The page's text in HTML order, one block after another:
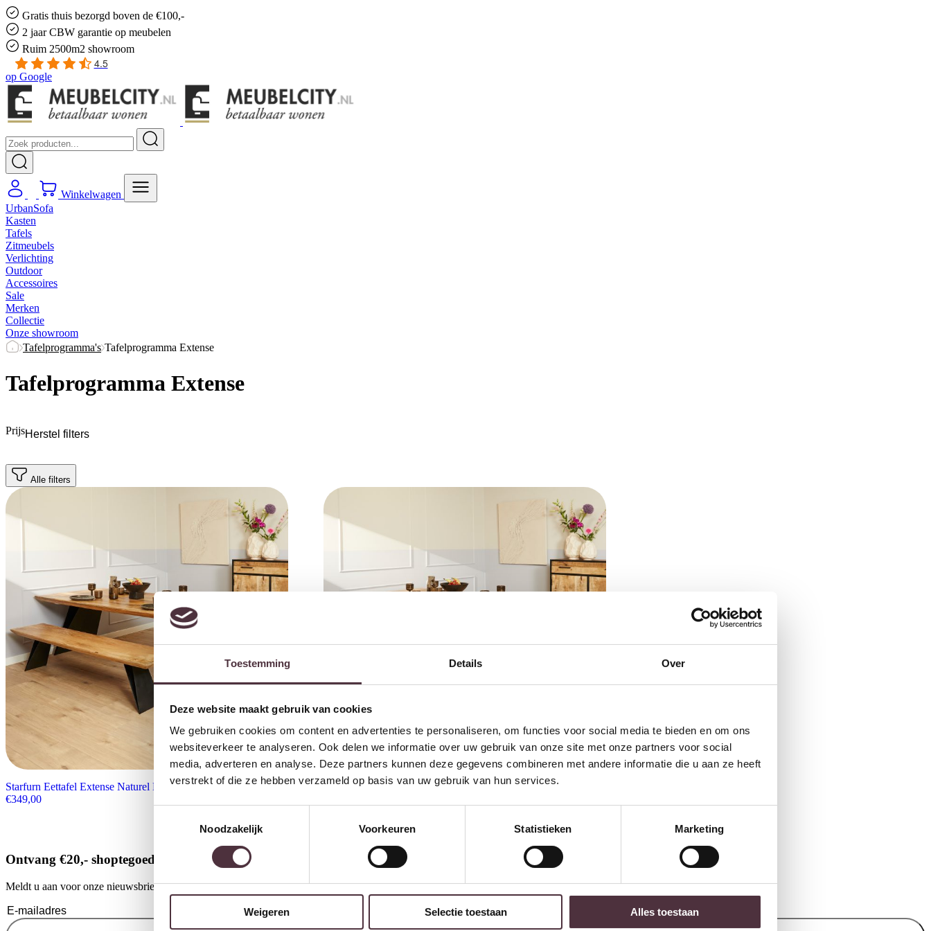
Toestemming Details Over
Deze website maakt gebruik van cookies
We gebruiken cookies om content en advertenties te personaliseren, om functies voor social media te bieden en om ons
websiteverkeer te analyseren. Ook delen we informatie over uw gebruik van onze site met onze partners voor social
media, adverteren en analyse. Deze partners kunnen deze gegevens combineren met andere informatie die u aan ze heeft
verstrekt of die ze hebben verzameld op basis van uw gebruik van hun services.
Noodzakelijk
Voorkeuren Statistieken Marketing
Weigeren Selectie toestaan Alles toestaan
Gratis thuis bezorgd boven de €100,-
2 jaar CBW garantie op meubelen
Ruim 2500m2 showroom
4.5
op Google
Winkelwagen
UrbanSofa
Kasten
Tafels
Zitmeubels
Verlichting
Outdoor
Accessoires
Sale
Merken
Collectie
Onze showroom
Tafelprogramma's Tafelprogramma Extense
Tafelprogramma Extense
PrijsHerstel filters
Alle filters
Starfurn Eettafel Extense Naturel Mangohout 240 cm
€349,00
Starfurn Eettafel Extense Naturel Mangohout 200 cm
Ontvang €20,- shoptegoed
Meldt u aan voor onze nieuwsbrief en ontvang €20,- shoptegoed voor uw volgende bestelling van minimaal €200,- (niet geldig op afgeprijsde items).